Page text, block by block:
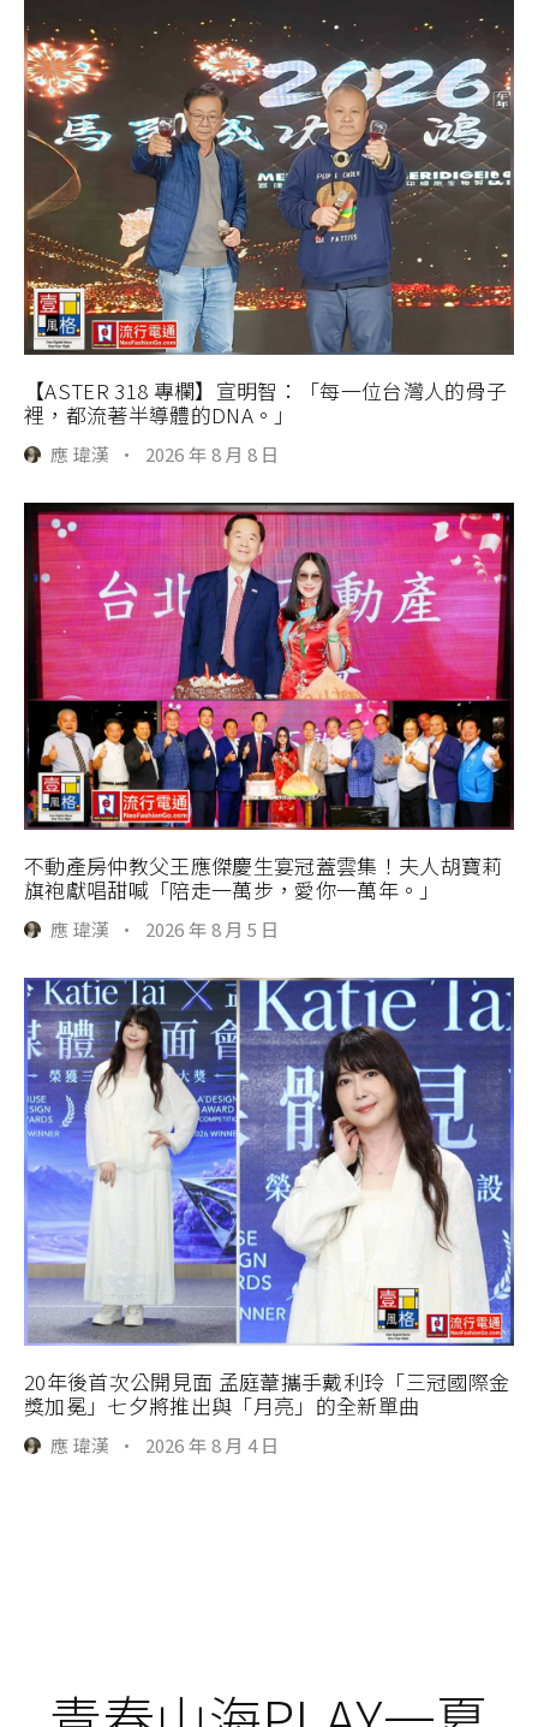
【ASTER 318 專欄】宣明智：「每一位台灣人的骨子
裡，都流著半導體的DNA。」
應 瑋漢 · 2026 年 8 月 8 日
不動產房仲教父王應傑慶生宴冠蓋雲集！夫人胡寶莉
旗袍獻唱甜喊「陪走一萬步，愛你一萬年。」
應 瑋漢 · 2026 年 8 月 5 日
20年後首次公開見面 孟庭葦攜手戴利玲「三冠國際金
獎加冕」七夕將推出與「月亮」的全新單曲
應 瑋漢 · 2026 年 8 月 4 日